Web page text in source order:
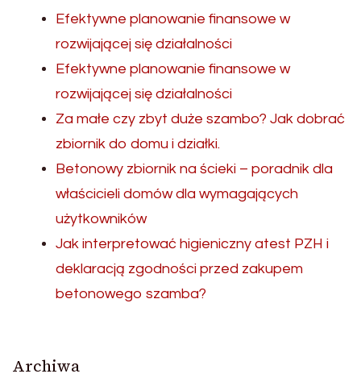
Efektywne planowanie finansowe w
rozwijającej się działalności
Efektywne planowanie finansowe w
rozwijającej się działalności
Za małe czy zbyt duże szambo? Jak dobrać
zbiornik do domu i działki.
Betonowy zbiornik na ścieki – poradnik dla
właścicieli domów dla wymagających
użytkowników
Jak interpretować higieniczny atest PZH i
deklaracją zgodności przed zakupem
betonowego szamba?
Archiwa